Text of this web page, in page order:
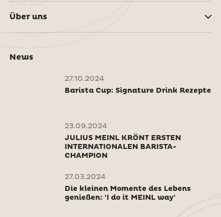
Über uns
News
27.10.2024
Barista Cup: Signature Drink Rezepte
23.09.2024
JULIUS MEINL KRÖNT ERSTEN
INTERNATIONALEN BARISTA-
CHAMPION
27.03.2024
Die kleinen Momente des Lebens
genießen: 'I do it MEINL way'